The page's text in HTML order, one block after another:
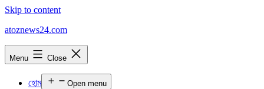
Skip to content
atoznews24.com
Menu Close
হোম Open menu